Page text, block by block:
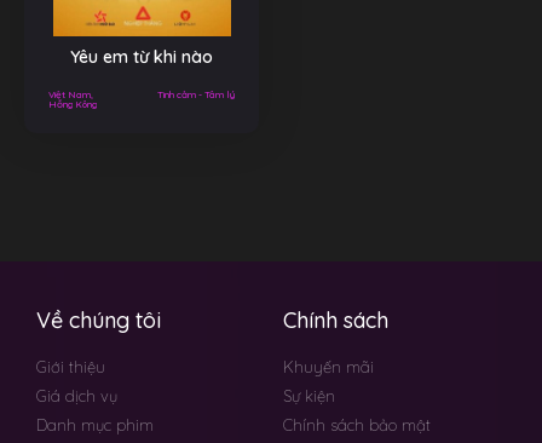
Yêu em từ khi nào
Việt Nam,
Hồng Kông
Tình cảm - Tâm lý
Về chúng tôi
Giới thiệu
Giá dịch vụ
Danh mục phim
Chính sách
Khuyến mãi
Sự kiện
Chính sách bảo mật